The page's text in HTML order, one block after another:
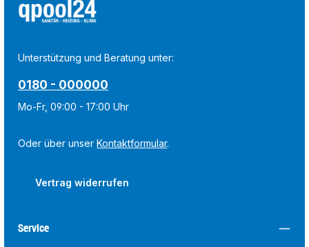
Unterstützung und Beratung unter:
0180 - 000000
Mo-Fr, 09:00 - 17:00 Uhr
Oder über unserKontaktformular.
Vertrag widerrufen
Service